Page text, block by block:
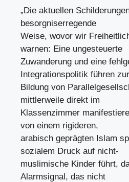
„Die aktuellen
besorgniserregende
Weise, wovor wir
warnen: Eine ungesteuerte
Zuwanderung und eine
Integrationspolitik führen zur
Bildung von
mittlerweile direkt im
Klassenzimmer
von einem rigideren,
arabisch geprägten Islam
sozialem Druck auf nicht-
muslimische Kinder führt,
Alarmsignal, das nicht